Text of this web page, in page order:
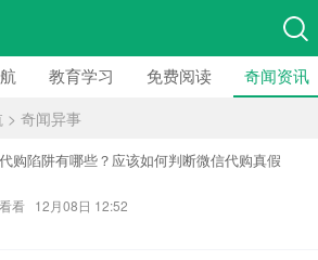
教育学习 免费阅读 奇闻资讯
> 奇闻异事
购陷阱有哪些？应该如何判断微信代购真假
看 12月08日 12:52